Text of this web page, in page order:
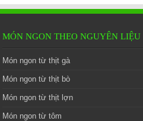
MÓN NGON THEO NGUYÊN LIỆU
Món ngon từ thịt gà
Món ngon từ thịt bò
Món ngon từ thịt lợn
Món ngon từ tôm